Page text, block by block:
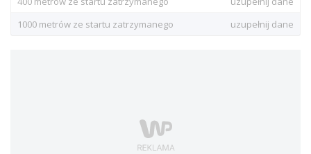
1000 metrów ze startu zatrzymanego
uzupełnij dane